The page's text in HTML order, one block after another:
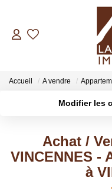
Accueil A vendre
Modifier les
Sélectionnez...
Type de bienAchat /
VINCENNES -
à